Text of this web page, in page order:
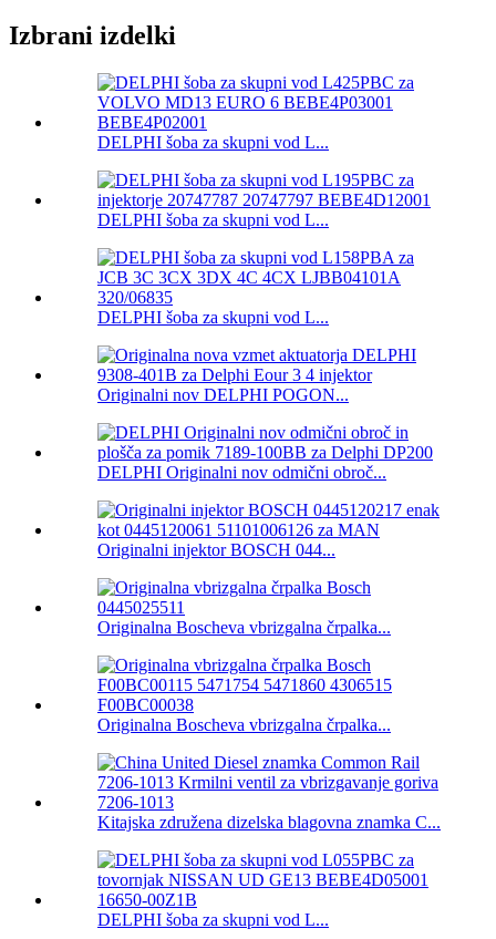
Izbrani izdelki
DELPHI šoba za skupni vod L...
DELPHI šoba za skupni vod L...
DELPHI šoba za skupni vod L...
Originalni nov DELPHI POGON...
DELPHI Originalni nov odmični obroč...
Originalni injektor BOSCH 044...
Originalna Boscheva vbrizgalna črpalka...
Originalna Boscheva vbrizgalna črpalka...
Kitajska združena dizelska blagovna znamka C...
DELPHI šoba za skupni vod L...